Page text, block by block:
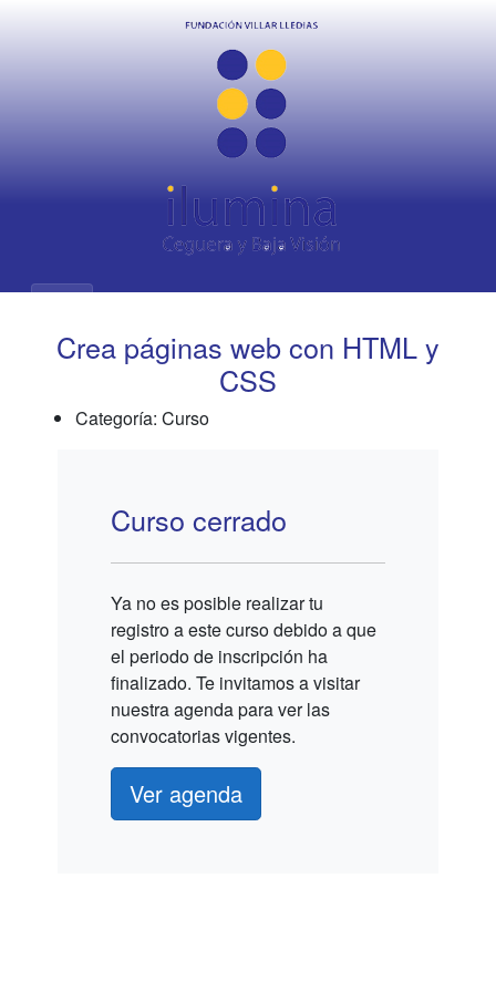
Crea páginas web con HTML y
CSS
Categoría: Curso
Curso cerrado
Ya no es posible realizar tu
registro a este curso debido a que
el periodo de inscripción ha
finalizado. Te invitamos a visitar
nuestra agenda para ver las
convocatorias vigentes.
Ver agenda